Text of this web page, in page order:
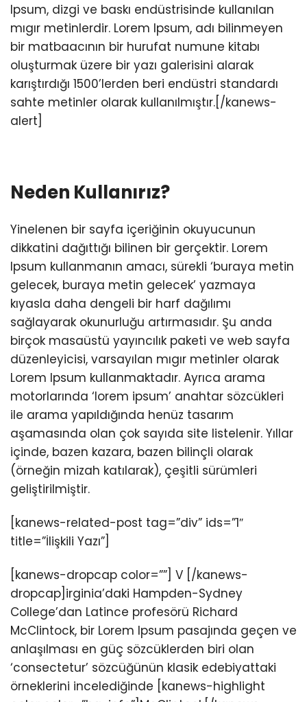
Ipsum, dizgi ve baskı endüstrisinde kullanılan
mıgır metinlerdir. Lorem Ipsum, adı bilinmeyen
bir matbaacının bir hurufat numune kitabı
oluşturmak üzere bir yazı galerisini alarak
karıştırdığı 1500’lerden beri endüstri standardı
sahte metinler olarak kullanılmıştır.[/kanews-
alert]
Neden Kullanırız?
Yinelenen bir sayfa içeriğinin okuyucunun
dikkatini dağıttığı bilinen bir gerçektir. Lorem
Ipsum kullanmanın amacı, sürekli ‘buraya metin
gelecek, buraya metin gelecek’ yazmaya
kıyasla daha dengeli bir harf dağılımı
sağlayarak okunurluğu artırmasıdır. Şu anda
birçok masaüstü yayıncılık paketi ve web sayfa
düzenleyicisi, varsayılan mıgır metinler olarak
Lorem Ipsum kullanmaktadır. Ayrıca arama
motorlarında ‘lorem ipsum’ anahtar sözcükleri
ile arama yapıldığında henüz tasarım
aşamasında olan çok sayıda site listelenir. Yıllar
içinde, bazen kazara, bazen bilinçli olarak
(örneğin mizah katılarak), çeşitli sürümleri
geliştirilmiştir.
[kanews-related-post tag=”div” ids=”1″
title=”İlişkili Yazı”]
[kanews-dropcap color=””] V [/kanews-
dropcap]irginia’daki Hampden-Sydney
College’dan Latince profesörü Richard
McClintock, bir Lorem Ipsum pasajında geçen ve
anlaşılması en güç sözcüklerden biri olan
‘consectetur’ sözcüğünün klasik edebiyattaki
örneklerini incelediğinde [kanews-highlight